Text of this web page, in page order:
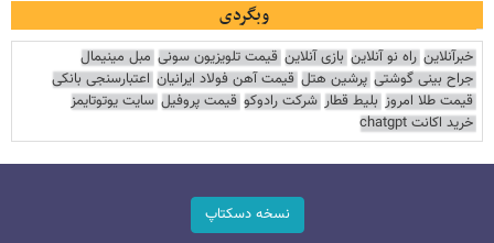
وبگردی
خبرآنلاین راه نو آنلاین بازی آنلاین قیمت تلویزیون سونی مبل مینیمال
جراح بینی گوشتی پرشین هتل قیمت آهن فولاد ایرانیان اعتبارسنجی بانکی
قیمت طلا امروز بلیط قطار شرکت رادوکو قیمت پروفیل سایت یوتوتایمز
خرید اکانت chatgpt
نسخه دسکتاپ